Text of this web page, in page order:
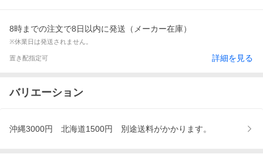
8時までの注文で8日以内に発送（メーカー在庫）
※休業日は発送されません。
置き配指定可 詳細を見る
バリエーション
沖縄3000円 北海道1500円 別途送料がかかります。